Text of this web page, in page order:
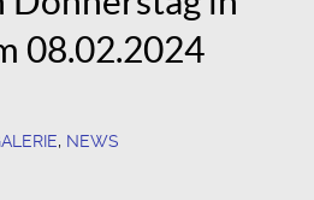
08.02.2024
, NEWS